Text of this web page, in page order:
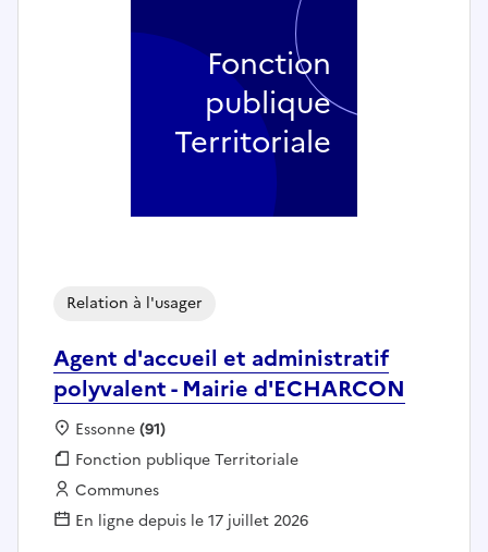
Agent d'accueil et administratif
polyvalent - Mairie d'ECHARCON
Relation à l'usager
Localisation :
Essonne(91)
Fonction publique :
Fonction publique Territoriale
Employeur :
Communes
En ligne depuis le 17 juillet 2026
Fonction
publique
Territoriale